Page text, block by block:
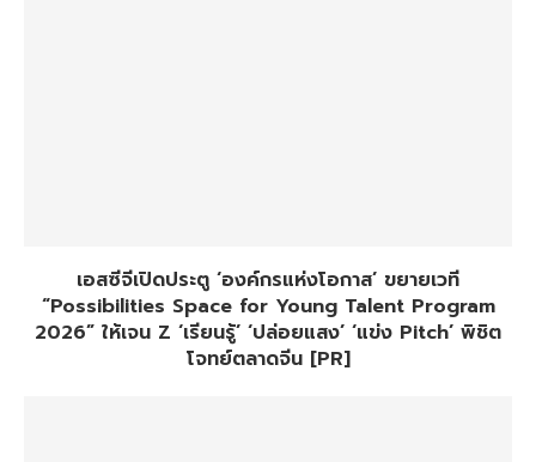
เอสซีจีเปิดประตู ‘องค์กรแห่งโอกาส’ ขยายเวที
“Possibilities Space for Young Talent Program
2026” ให้เจน Z ‘เรียนรู้’ ‘ปล่อยแสง’ ‘แข่ง Pitch’ พิชิต
โจทย์ตลาดจีน [PR]